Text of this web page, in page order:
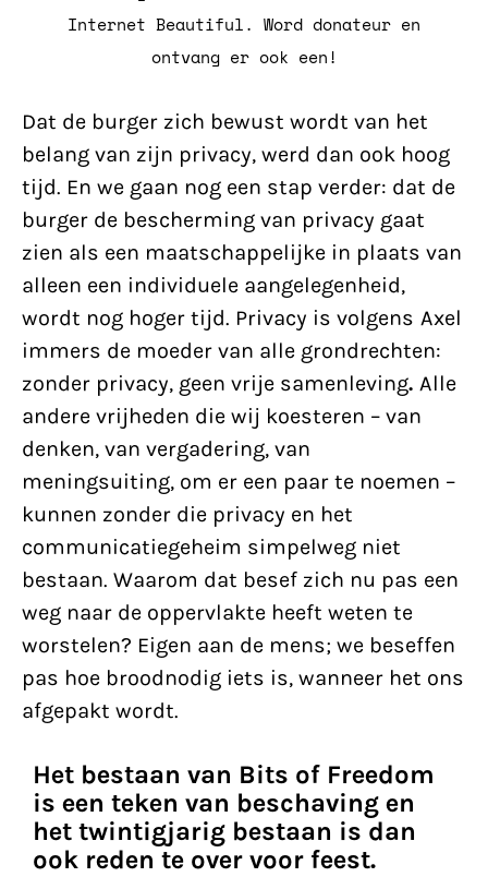
Internet Beautiful. Word donateur en
ontvang er ook een!
Dat de burger zich bewust wordt van het
belang van zijn privacy, werd dan ook hoog
tijd. En we gaan nog een stap verder: dat de
burger de bescherming van privacy gaat
zien als een maatschappelijke in plaats van
alleen een individuele aangelegenheid,
wordt nog hoger tijd. Privacy is volgens Axel
immers de moeder van alle grondrechten:
zonder privacy, geen vrije samenleving. Alle
andere vrijheden die wij koesteren – van
denken, van vergadering, van
meningsuiting, om er een paar te noemen –
kunnen zonder die privacy en het
communicatiegeheim simpelweg niet
bestaan. Waarom dat besef zich nu pas een
weg naar de oppervlakte heeft weten te
worstelen? Eigen aan de mens; we beseffen
pas hoe broodnodig iets is, wanneer het ons
afgepakt wordt.
Het bestaan van Bits of Freedom
is een teken van beschaving en
het twintigjarig bestaan is dan
ook reden te over voor feest.